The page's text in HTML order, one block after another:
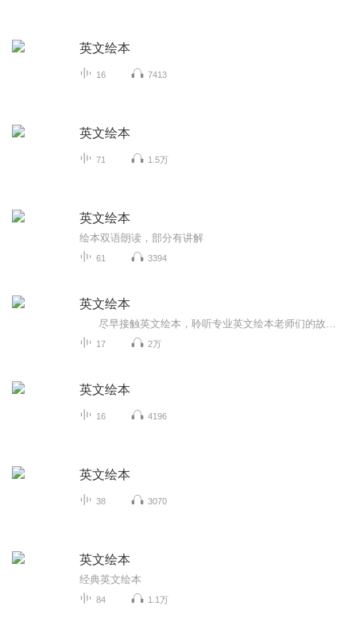
英文绘本
16 7413
英文绘本
71 1.5万
英文绘本
绘本双语朗读，部分有讲解
61 3394
英文绘本
17 2万
英文绘本
16 4196
英文绘本
38 3070
英文绘本
经典英文绘本
84 1.1万